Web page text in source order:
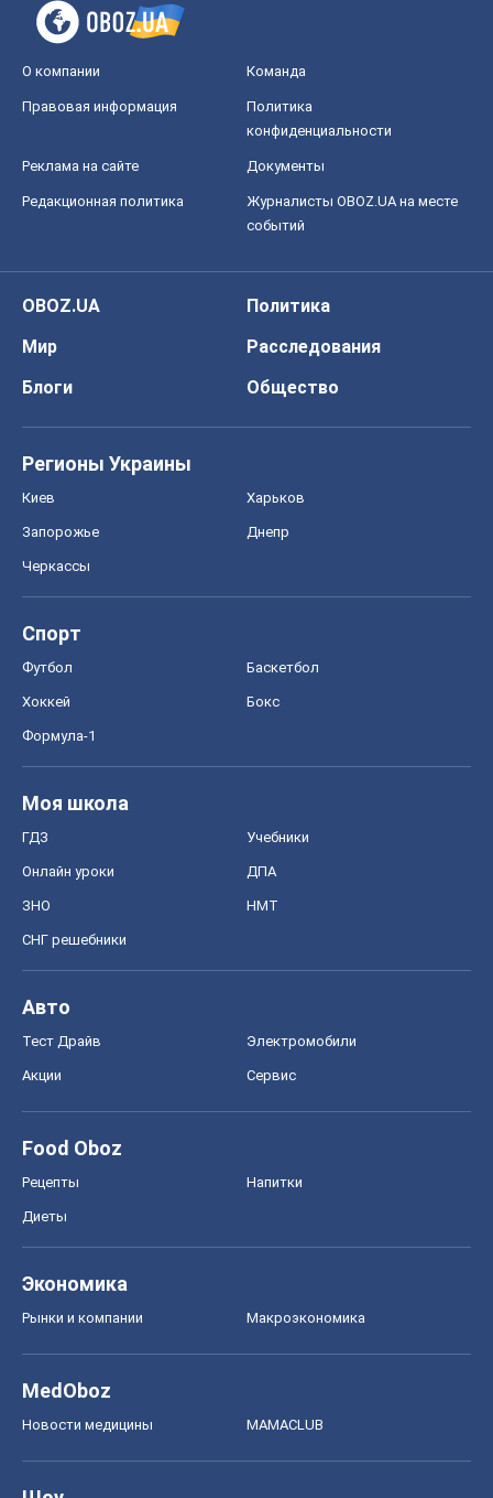
О компании Команда
Правовая информация
Политика
конфиденциальности
Реклама на сайте Документы
Редакционная политика
Журналисты OBOZ.UA на месте
событий
OBOZ.UA
Политика
Мир
Расследования
Блоги
Общество
Регионы Украины
Киев Харьков
Запорожье Днепр
Черкассы
Спорт
Футбол Баскетбол
Хоккей Бокс
Формула-1
Моя школа
ГДЗ Учебники
Онлайн уроки ДПА
ЗНО НМТ
СНГ решебники
Авто
Тест Драйв Электромобили
Акции Сервис
Food Oboz
Рецепты Напитки
Диеты
Экономика
Рынки и компании Mакроэкономика
MedOboz
Новости медицины MAMACLUB